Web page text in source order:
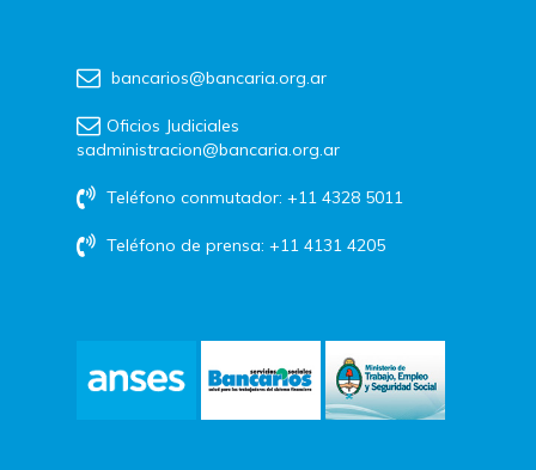
bancarios@bancaria.org.ar
Oficios Judiciales
sadministracion@bancaria.org.ar
Teléfono conmutador: +11 4328 5011
Teléfono de prensa: +11 4131 4205